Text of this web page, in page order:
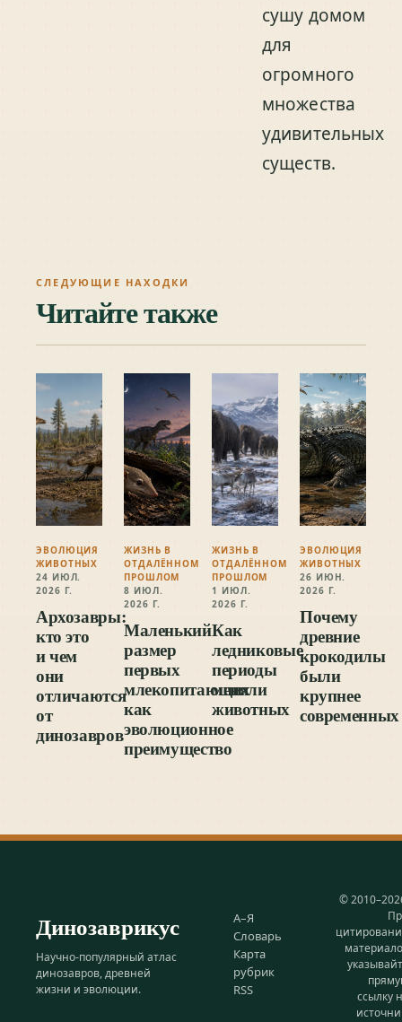
сушу домом
для
огромного
множества
удивительных
существ.
СЛЕДУЮЩИЕ НАХОДКИ
Читайте также
ЭВОЛЮЦИЯ
ЖИВОТНЫХ
24 ИЮЛ.
2026 Г.
Архозавры:
кто это
и чем
они
отличаются
от
динозавров
ЖИЗНЬ В
ОТДАЛЁННОМ
ПРОШЛОМ
8 ИЮЛ.
2026 Г.
Маленький
размер
первых
млекопитающих
как
эволюционное
преимущество
ЖИЗНЬ В
ОТДАЛЁННОМ
ПРОШЛОМ
1 ИЮЛ.
2026 Г.
Как
ледниковые
периоды
меняли
животных
ЭВОЛЮЦИЯ
ЖИВОТНЫХ
26 ИЮН.
2026 Г.
Почему
древние
крокодилы
были
крупнее
современных
Динозаврикус
Научно-популярный атлас
динозавров, древней
жизни и эволюции.
А–Я
Словарь
Карта
рубрик
RSS
©
ссылку